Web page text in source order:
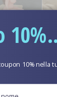
10% nella